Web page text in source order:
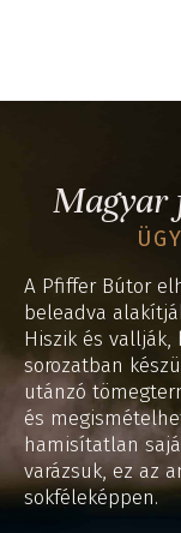
Magyar
A Pfiffer Bútor
beleadva
Hiszik és vallják,
sorozatban
utánzó
és
hamisítatlan
varázsuk, ez az
sokféleképpen.